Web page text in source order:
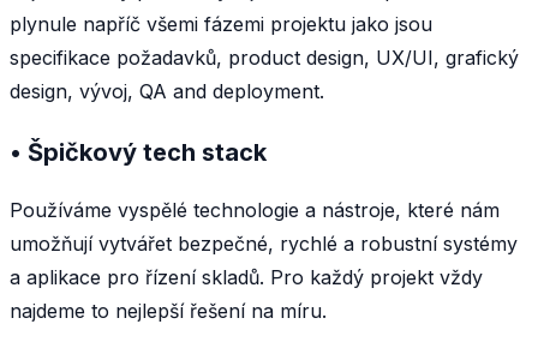
plynule napříč všemi fázemi projektu jako jsou
specifikace požadavků, product design, UX/UI, grafický
design, vývoj, QA and deployment.
• Špičkový tech stack
Používáme vyspělé technologie a nástroje, které nám
umožňují vytvářet bezpečné, rychlé a robustní systémy
a aplikace pro řízení skladů. Pro každý projekt vždy
najdeme to nejlepší řešení na míru.